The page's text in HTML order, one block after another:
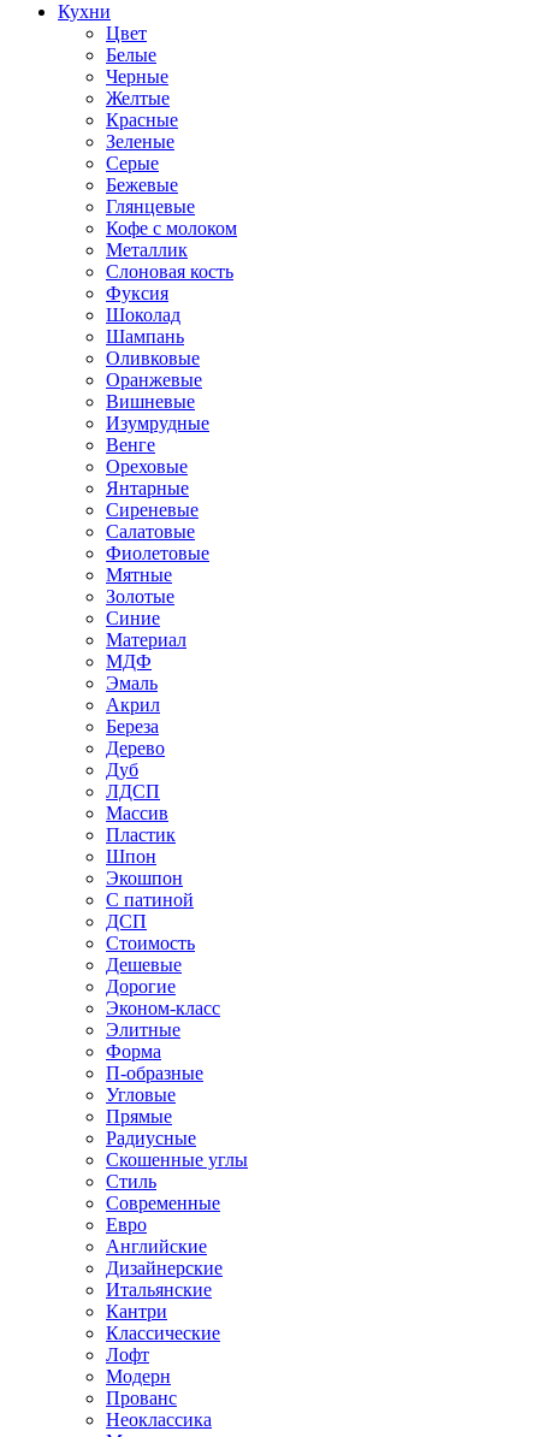
Кухни
Цвет
Белые
Черные
Желтые
Красные
Зеленые
Серые
Бежевые
Глянцевые
Кофе с молоком
Металлик
Слоновая кость
Фуксия
Шоколад
Шампань
Оливковые
Оранжевые
Вишневые
Изумрудные
Венге
Ореховые
Янтарные
Сиреневые
Салатовые
Фиолетовые
Мятные
Золотые
Синие
Материал
МДФ
Эмаль
Акрил
Береза
Дерево
Дуб
ЛДСП
Массив
Пластик
Шпон
Экошпон
С патиной
ДСП
Стоимость
Дешевые
Дорогие
Эконом-класс
Элитные
Форма
П-образные
Угловые
Прямые
Радиусные
Скошенные углы
Стиль
Современные
Евро
Английские
Дизайнерские
Итальянские
Кантри
Классические
Лофт
Модерн
Прованс
Неоклассика